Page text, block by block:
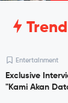
Entertainment
Exclusive
"Kami Akan